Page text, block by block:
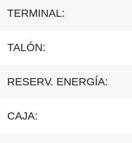
TERMINAL:
TALÓN:
RESERV. ENERGÍA:
CAJA: